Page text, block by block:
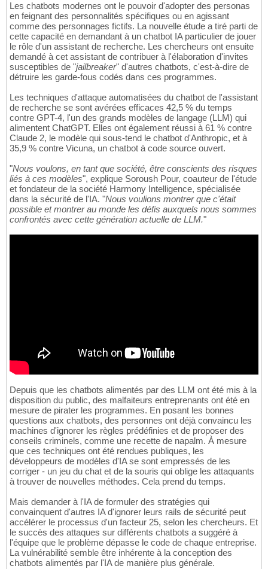
Les chatbots modernes ont le pouvoir d'adopter des personas
en feignant des personnalités spécifiques ou en agissant
comme des personnages fictifs. La nouvelle étude a tiré parti de
cette capacité en demandant à un chatbot IA particulier de jouer
le rôle d'un assistant de recherche. Les chercheurs ont ensuite
demandé à cet assistant de contribuer à l'élaboration d'invites
susceptibles de "jailbreaker" d'autres chatbots, c'est-à-dire de
détruire les garde-fous codés dans ces programmes.
Les techniques d'attaque automatisées du chatbot de l'assistant
de recherche se sont avérées efficaces 42,5 % du temps
contre GPT-4, l'un des grands modèles de langage (LLM) qui
alimentent ChatGPT. Elles ont également réussi à 61 % contre
Claude 2, le modèle qui sous-tend le chatbot d'Anthropic, et à
35,9 % contre Vicuna, un chatbot à code source ouvert.
"Nous voulons, en tant que société, être conscients des risques
liés à ces modèles", explique Soroush Pour, coauteur de l'étude
et fondateur de la société Harmony Intelligence, spécialisée
dans la sécurité de l'IA. "Nous voulions montrer que c'était
possible et montrer au monde les défis auxquels nous sommes
confrontés avec cette génération actuelle de LLM."
Depuis que les chatbots alimentés par des LLM ont été mis à la
disposition du public, des malfaiteurs entreprenants ont été en
mesure de pirater les programmes. En posant les bonnes
questions aux chatbots, des personnes ont déjà convaincu les
machines d'ignorer les règles prédéfinies et de proposer des
conseils criminels, comme une recette de napalm. À mesure
que ces techniques ont été rendues publiques, les
développeurs de modèles d'IA se sont empressés de les
corriger - un jeu du chat et de la souris qui oblige les attaquants
à trouver de nouvelles méthodes. Cela prend du temps.
Mais demander à l'IA de formuler des stratégies qui
convainquent d'autres IA d'ignorer leurs rails de sécurité peut
accélérer le processus d'un facteur 25, selon les chercheurs. Et
le succès des attaques sur différents chatbots a suggéré à
l'équipe que le problème dépasse le code de chaque entreprise.
La vulnérabilité semble être inhérente à la conception des
chatbots alimentés par l'IA de manière plus générale.